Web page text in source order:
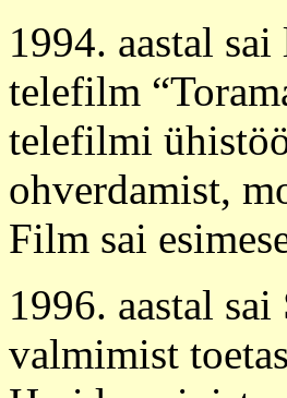
1994. aastal
telefilm
telefilmi
ohverdamist,
Film sai
1996. aastal
valmimist